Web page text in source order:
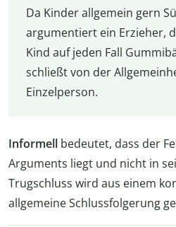
Da Kinder allgemein gern
argumentiert ein Erzieher,
Kind auf jeden Fall
schließt von der
Einzelperson.
Informell bedeutet, dass der
Arguments liegt und nicht in
Trugschluss wird aus einem
allgemeine Schlussfolgerung